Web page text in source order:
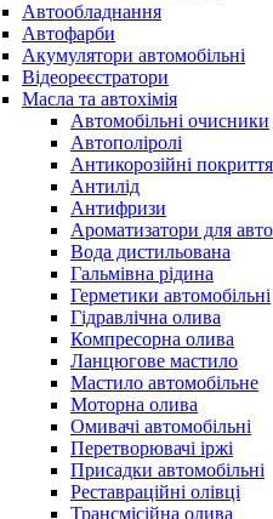
Автообладнання
Автофарби
Акумулятори автомобільні
Відеореєстратори
Масла та автохімія
Автомобільні очисники
Автополіролі
Антикорозійні покриття
Антилід
Антифризи
Ароматизатори для
Вода дистильована
Гальмівна рідина
Герметики автомобільні
Гідравлічна олива
Компресорна олива
Ланцюгове мастило
Мастило автомобільне
Моторна олива
Омивачі автомобільні
Перетворювачі іржі
Присадки автомобільні
Реставраційні олівці
Трансмісійна олива